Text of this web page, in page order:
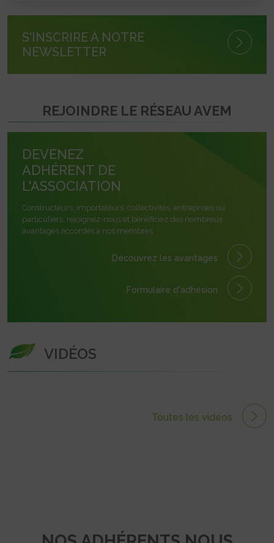
S'INSCRIRE À NOTRE
NEWSLETTER
REJOINDRE LE RÉSEAU AVEM
DEVENEZ
ADHÉRENT DE
L'ASSOCIATION
Constructeurs, importateurs, collectivités, entreprises ou
particuliers, rejoignez-nous et bénéficiez des nombreux
avantages accordés à nos membres.
Découvrez les avantages
Formulaire d'adhésion
VIDÉOS
Toutes les vidéos